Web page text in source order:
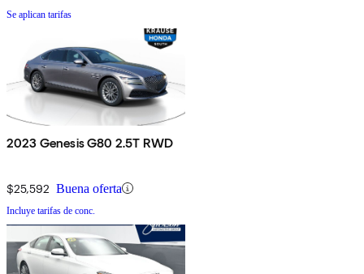
Se aplican tarifas
2023 Genesis G80 2.5T RWD
$25,592 Buena oferta
Incluye tarifas de conc.